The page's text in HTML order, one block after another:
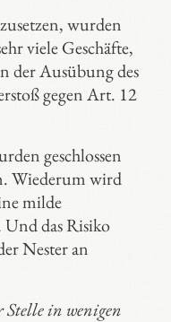
wurden
viele Geschäfte,
der Ausübung des
gegen Art. 12
geschlossen
Wiederum wird
milde
das Risiko
Nester an
Stelle in wenigen